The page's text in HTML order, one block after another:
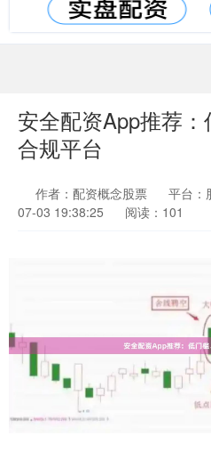
安全配资App推荐
合规平台
作者：配资概念股票 平台：
07-03 19:38:25
阅读：101